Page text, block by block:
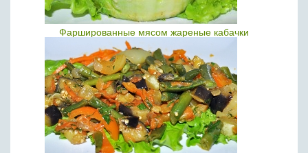
Фаршированные мясом жареные кабачки